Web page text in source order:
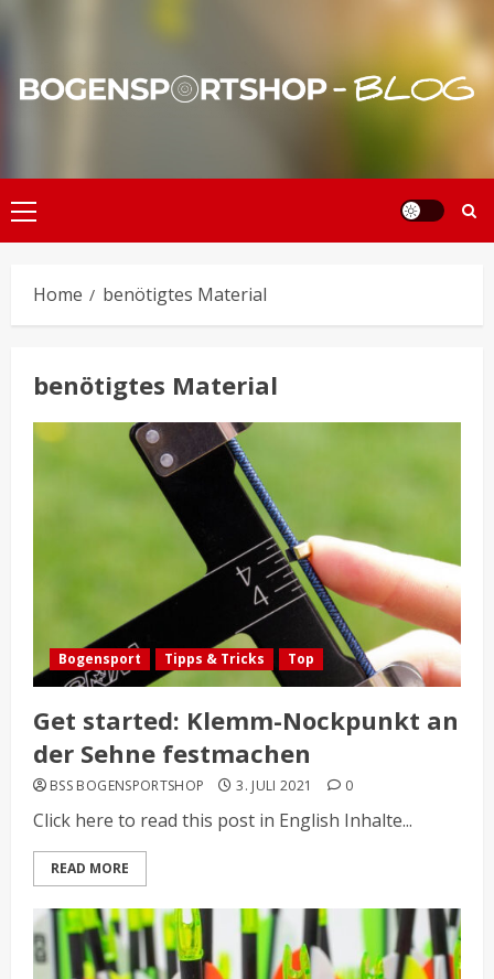
Primary
Menu
Home benötigtes Material
benötigtes Material
Bogensport Tipps & Tricks Top
Get started: Klemm-Nockpunkt an
der Sehne festmachen
BSS BOGENSPORTSHOP 3. JULI 2021 0
Click here to read this post in English Inhalte...
READ MORE